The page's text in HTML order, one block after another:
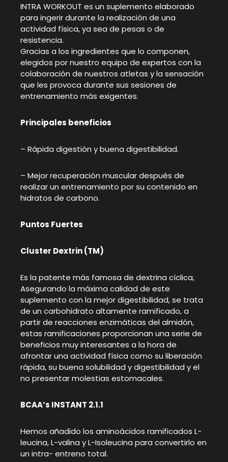
INTRA WORKOUT es un suplemento elaborado
para ingerir durante la realización de una
actividad física, ya sea de pesas o de
resistencia.
Gracias a los ingredientes que lo componen,
elegidos por nuestro equipo de expertos con la
colaboración de nuestros atletas y la sensación
que les provoca durante sus sesiones de
entrenamiento más exigentes.
Principales beneficios
– Rápida digestión y buena digestibilidad.
– Mejor recuperación muscular después de
realizar un entrenamiento por su contenido en
hidratos de carbono.
Puntos Fuertes
Cluster Dextrin (TM)
Es la patente más famosa de dextrina cíclica,
Asegurando la máxima calidad de este
suplemento con la mejor digestibilidad, se trata
de un carbohidrato altamente ramificado, a
partir de reacciones enzimáticas del almidón,
estas ramificaciones proporcionan una serie de
beneficios muy interesantes a la hora de
afrontar una actividad física como su liberación
rápida, su buena solubilidad y digestibilidad y el
no presentar molestias estomacales.
BCAA’s INSTANT 2.1.1
Hemos añadido los aminoácidos ramificados L-
leucina, L-valina y L-Isoleucina para convertirlo en
un intra- entreno total.